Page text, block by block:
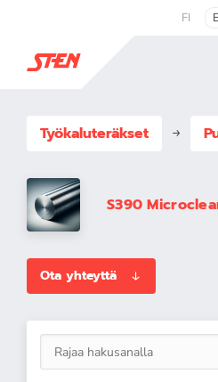
FI
Työkaluteräkset
S390
Ota yhteyttä